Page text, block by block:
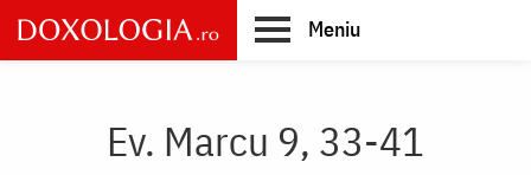
Skip
to
main
Meniu
Ev. Marcu 9, 33-41